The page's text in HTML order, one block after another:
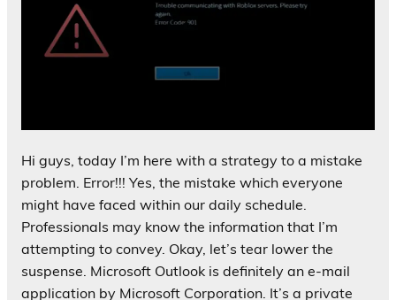
Hi guys, today I’m here with a strategy to a mistake
problem. Error!!! Yes, the mistake which everyone
might have faced within our daily schedule.
Professionals may know the information that I’m
attempting to convey. Okay, let’s tear lower the
suspense. Microsoft Outlook is definitely an e-mail
application by Microsoft Corporation. It’s a private